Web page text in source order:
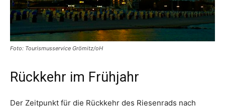
Foto: Tourismusservice Grömitz/oH
Rückkehr im Frühjahr
Der Zeitpunkt für die Rückkehr des Riesenrads nach